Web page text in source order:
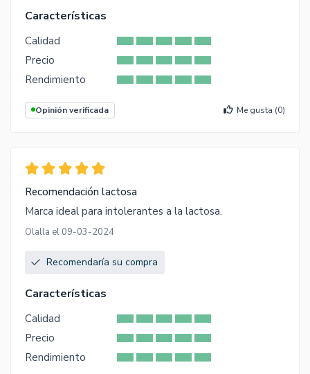
Características
Calidad
Precio
Rendimiento
Opinión verificada Me gusta (0)
Recomendación lactosa
Marca ideal para intolerantes a la lactosa.
Olalla el 09-03-2024
Recomendaría su compra
Características
Calidad
Precio
Rendimiento